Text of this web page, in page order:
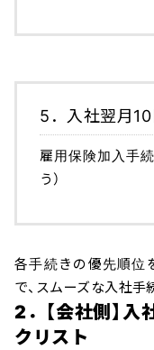
5．入社翌月
雇用保険加入手
う）
各手続きの優先順位
で、スムーズな入社手
2．【会社側】
クリスト